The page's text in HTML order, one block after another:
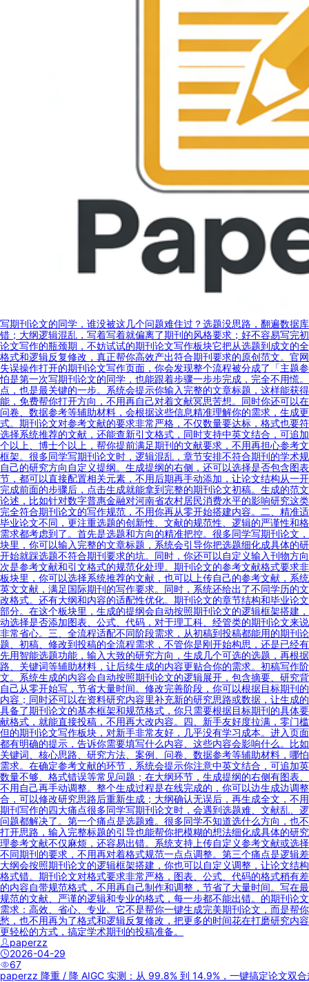
写期刊论文的同学，谁没被这几个问题难住过？选题没思路，翻遍数据
错；大纲逻辑混乱，写着写着就偏离了期刊的风格要求；好不容易写完
论文写作的瓶颈期，不妨试试的期刊论文写作板块它把从选题到成文的
格式和逻辑反复修改，真正帮你高效产出符合期刊要求的原创范文。官
失误操作打开的期刊论文写作页面，你会发现整个流程被分成了「主题
怕是第一次写期刊论文的同学，也能跟着步骤一步步完成，完全不用慌
点，也是最关键的一步。系统会提示你输入完整的文章标题，这样能获
能，免费帮你打开方向，不用再自己对着文献冥思苦想。同时你还可以
问卷、数据参考等辅助材料，会根据这些信息精准理解你的需求，生成
式。期刊论文对参考文献的要求非常严格，不仅数量要达标，格式也要
选择系统推荐的文献，还能查新引文格式，同时支持中英文结合，可追
个以上、博士个以上，帮你提前满足期刊的文献要求，不用再担心参考
框架。很多同学写期刊论文时，逻辑混乱，章节安排不符合期刊的学术
自己的研究方向自定义提纲。生成提纲的右侧，还可以选择是否包含图
节，都可以直接配置相关元素，不用后期再手动添加，让论文结构从一
完成前面的步骤后，点击生成就能拿到完整的期刊论文初稿。生成的范
论述，比如针对数字普惠金融对河南省农村居民消费水平的影响研究这
完全符合期刊论文的写作规范，不用你再从零开始搭建内容。二、精准
毕业论文不同，更注重选题的创新性、文献的规范性、逻辑的严谨性和
需求都考虑到了。首先是选题和方向的精准把控。很多同学写期刊论文
块里，你可以输入完整的文章标题，系统会引导你把选题细化成具体的
开始就踩选题不符合期刊要求的坑。同时，你还可以自定义输入刊物方
次是参考文献和引文格式的规范化处理。期刊论文的参考文献格式要求
板块里，你可以选择系统推荐的文献，也可以上传自己的参考文献，系
英文文献，满足国际期刊的写作要求。同时，系统还给出了不同学历的
改格式。还有大纲和内容的适配性优化。期刊论文的章节结构和毕业论
部分。在这个板块里，生成的提纲会自动按照期刊论文的逻辑框架搭建
动选择是否添加图表、公式、代码，对于理工科、经管类的期刊论文来
非常省心。三、全流程适配不同阶段需求，从初稿到投稿都能用的期刊
题、初稿、修改到投稿的全流程需求，不管你是刚开始构思，还是已经
先用智能选题功能，输入大致的研究方向，生成几个可选的选题，再根
路、关键词等辅助材料，让后续生成的内容更贴合你的需求。初稿写作
文。系统生成的内容会自动按照期刊论文的逻辑展开，包含摘要、研究
自己从零开始写，节省大量时间。修改完善阶段，你可以根据目标期刊
内容；同时还可以在资料研究内容里补充新的研究思路或数据，让生成
具备了期刊论文的基本框架和规范格式，你只需要根据目标期刊的具体
献格式，就能直接投稿，不用再大改内容。四、新手友好度拉满，零门
但的期刊论文写作板块，对新手非常友好，几乎没有学习成本。进入页
都有明确的提示，告诉你需要填写什么内容、这些内容会影响什么。比
关键词、核心思路、研究方法、案例、问卷、数据参考等辅助材料，哪
需求。在确定参考文献的环节，系统会提示你注意中英文结合，可追加
数量不够、格式错误等常见问题；在大纲环节，生成提纲的右侧有图表
不用自己再手动调整。整个生成过程是在线完成的，你可以边生成边调
合，可以修改研究思路后重新生成；大纲确认无误后，再生成全文，不
期刊写作的四大痛点很多同学写期刊论文时，会遇到选题难、文献乱、
问题都解决了。第一个痛点是选题难。很多同学不知道选什么方向，也
打开思路，输入完整标题的引导也能帮你把模糊的想法细化成具体的研
理参考文献不仅麻烦，还容易出错。系统支持上传自定义参考文献或选
不同期刊的要求，不用再对着格式规范一点点调整。第三个痛点是逻辑
大纲会按照期刊论文的逻辑框架搭建，你也可以自定义调整，让论文结
格式错。期刊论文对格式要求非常严格，图表、公式、代码的格式稍有
的内容自带规范格式，不用再自己制作和调整，节省了大量时间。写在
规范的文献、严谨的逻辑和专业的格式，每一步都不能出错。的期刊论
需求：高效、省心、专业。它不是帮你一键生成完美期刊论文，而是帮
愁，也不用再为了格式和逻辑反复修改，把更多的时间花在打磨研究内
更轻松的方式，搞定学术期刊的投稿准备。
paperzz
2026-04-29
67
paperzz 降重 / 降 AIGC 实测：从 99.8% 到 14.9%，一键搞定论文双合